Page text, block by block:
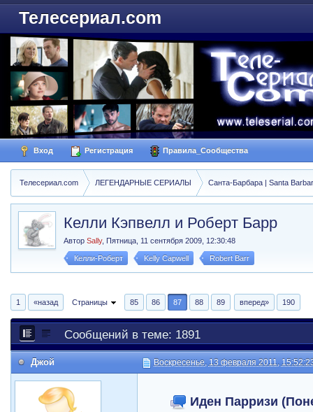
Телесериал.com
Вход Регистрация Правила_Сообщества
Телесериал.com ЛЕГЕНДАРНЫЕ СЕРИАЛЫ Санта-Барбара | Santa
Келли Кэпвелл и Роберт Барр
АвторSally,Пятница, 11 сентября 2009, 12:30:48
Келли-Роберт Kelly Capwell Robert Barr
1 «назад Страницы 85 86 87 88 89 вперед» 190
Сообщений в теме: 1891
Джой Воскресенье, 13 февраля 2011,
Иден Парризи